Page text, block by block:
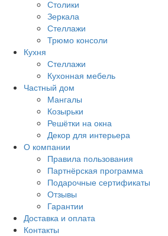
Столики
Зеркала
Стеллажи
Трюмо консоли
Кухня
Стеллажи
Кухонная мебель
Частный дом
Мангалы
Козырьки
Решётки на окна
Декор для интерьера
О компании
Правила пользования
Партнёрская программа
Подарочные сертификаты
Отзывы
Гарантии
Доставка и оплата
Контакты